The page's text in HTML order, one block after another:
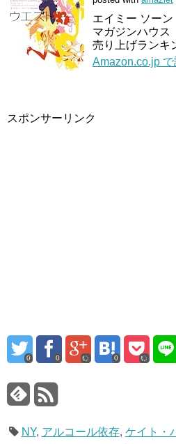
エイミー ソーン
マガジンハウス
売り上げランキ
Amazon.co.jp
スポンサーリンク
0 0 0
NY, アルコール依存, ケイト・